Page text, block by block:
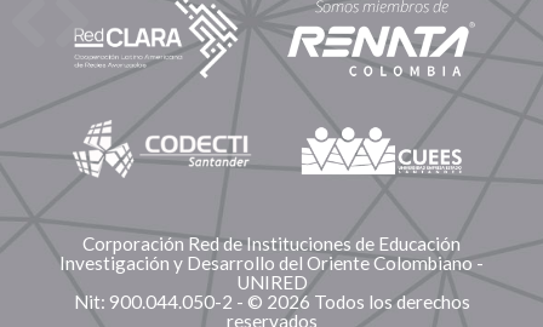
Corporación Red de Instituciones de Educación
Investigación y Desarrollo del Oriente Colombiano -
UNIRED
Nit: 900.044.050-2 - © 2026 Todos los derechos
reservados